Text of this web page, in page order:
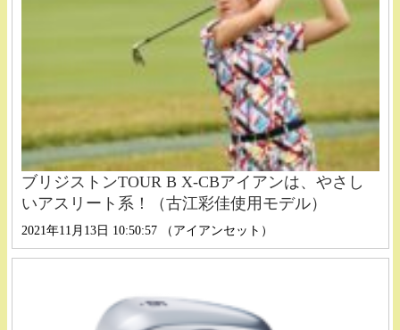
ブリジストンTOUR B X-CBアイアンは、やさし
いアスリート系！（古江彩佳使用モデル）
2021年11月13日 10:50:57 （アイアンセット）